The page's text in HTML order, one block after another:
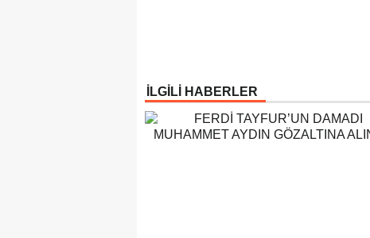
İLGİLİ HABERLER